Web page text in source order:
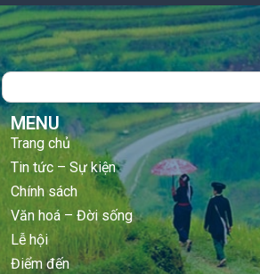
Search
MENU
Trang chủ
Tin tức – Sự kiện
Chính sách
Văn hoá – Đời sống
Lễ hội
Điểm đến